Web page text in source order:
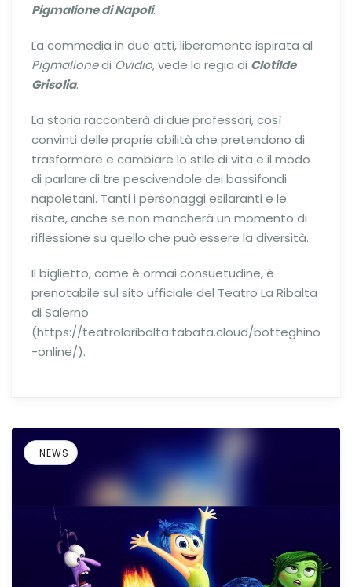
Pigmalione di Napoli.
La commedia in due atti, liberamente ispirata al
Pigmalionedi Ovidio, vede la regia di Clotilde
Grisolia.
La storia racconterà di due professori, così
convinti delle proprie abilità che pretendono di
trasformare e cambiare lo stile di vita e il modo
di parlare di tre pescivendole dei bassifondi
napoletani. Tanti i personaggi esilaranti e le
risate, anche se non mancherà un momento di
riflessione su quello che può essere la diversità.
Il biglietto, come è ormai consuetudine, è
prenotabile sul sito ufficiale del Teatro La Ribalta
di Salerno
(https://teatrolaribalta.tabata.cloud/botteghino
-online/).
NEWS